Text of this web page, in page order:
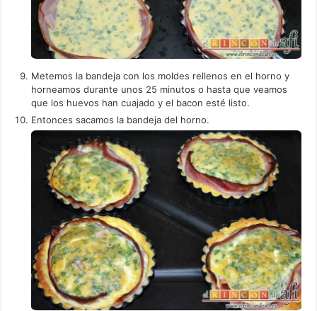
Metemos la bandeja con los moldes rellenos en el horno y
horneamos durante unos 25 minutos o hasta que veamos
que los huevos han cuajado y el bacon esté listo.
Entonces sacamos la bandeja del horno.